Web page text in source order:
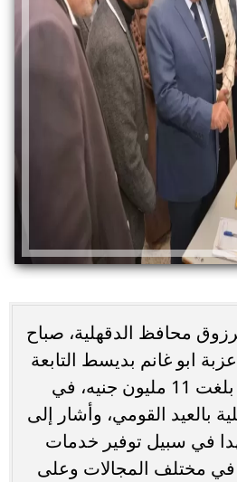
محافظ الدقهلية، صباح
ابو غانم بديسط التابعة
لمركز طلخا، بتكلفة بلغت 11 مليون جنيه، في
بالعيد القومي، وأشار إلى
في سبيل توفير خدمات
مختلف المجالات وعلى